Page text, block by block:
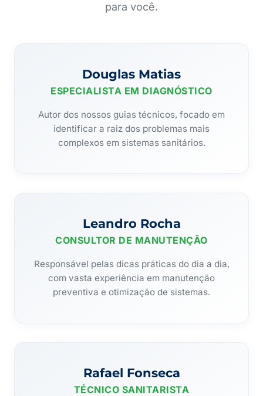
para você.
Douglas Matias
ESPECIALISTA EM DIAGNÓSTICO
Autor dos nossos guias técnicos, focado em
identificar a raiz dos problemas mais
complexos em sistemas sanitários.
Leandro Rocha
CONSULTOR DE MANUTENÇÃO
Responsável pelas dicas práticas do dia a dia,
com vasta experiência em manutenção
preventiva e otimização de sistemas.
Rafael Fonseca
TÉCNICO SANITARISTA